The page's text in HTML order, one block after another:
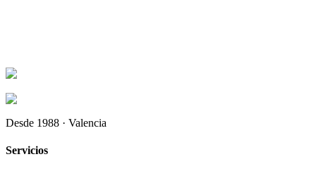
Desde 1988 · Valencia
Servicios